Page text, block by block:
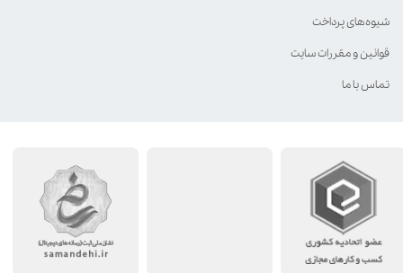
شیوه‌های پرداخت
قوانین و مقررات سایت
تماس با ما